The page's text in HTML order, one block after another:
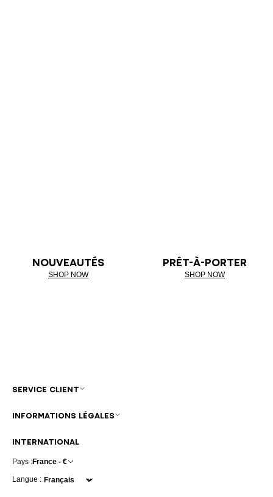
NOUVEAUTÉS
SHOP NOW
PRÊT-À-PORTER
SHOP NOW
INTERNATIONAL
Pays :France - €
Langue :
SERVICE CLIENT
INFORMATIONS LÉGALES